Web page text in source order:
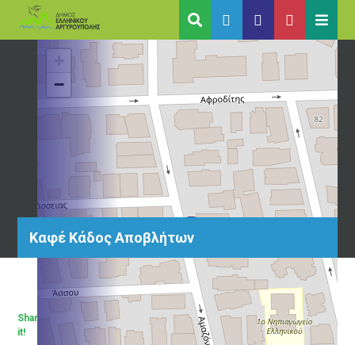
Καφέ Κάδος Αποβλήτων
−
Share
it!